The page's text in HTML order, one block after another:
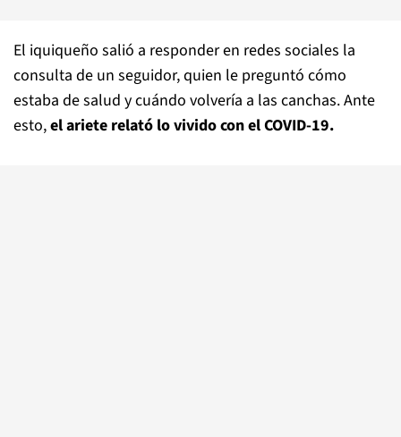
El iquiqueño salió a responder en redes sociales la
consulta de un seguidor, quien le preguntó cómo
estaba de salud y cuándo volvería a las canchas. Ante
esto,el ariete relató lo vivido con el COVID-19.